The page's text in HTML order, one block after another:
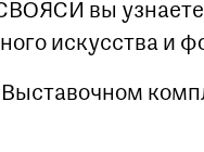
вы
искусства и